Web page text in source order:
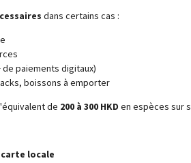
dans certains cas :
de paiements digitaux)
boissons à emporter
de 200 à 300 HKD en espèces sur
locale